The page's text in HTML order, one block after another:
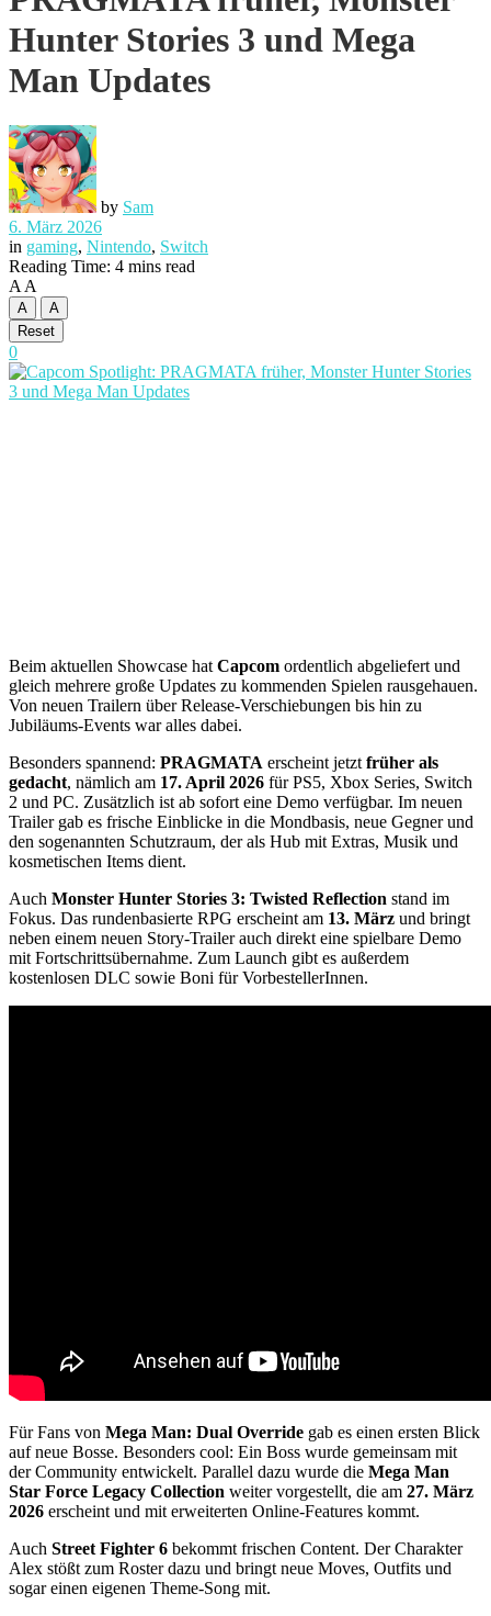
Hunter Stories 3 und Mega
Man Updates
by Sam
6. März 2026
in gaming, Nintendo, Switch
Reading Time: 4 mins read
A A
A
A
Reset
0
Beim aktuellen Showcase hat Capcom ordentlich abgeliefert und
gleich mehrere große Updates zu kommenden Spielen rausgehauen.
Von neuen Trailern über Release-Verschiebungen bis hin zu
Jubiläums-Events war alles dabei.
Besonders spannend: PRAGMATA erscheint jetzt früher als
gedacht, nämlich am 17. April 2026 für PS5, Xbox Series, Switch
2 und PC. Zusätzlich ist ab sofort eine Demo verfügbar. Im neuen
Trailer gab es frische Einblicke in die Mondbasis, neue Gegner und
den sogenannten Schutzraum, der als Hub mit Extras, Musik und
kosmetischen Items dient.
Auch Monster Hunter Stories 3: Twisted Reflection stand im
Fokus. Das rundenbasierte RPG erscheint am 13. März und bringt
neben einem neuen Story-Trailer auch direkt eine spielbare Demo
mit Fortschrittsübernahme. Zum Launch gibt es außerdem
kostenlosen DLC sowie Boni für VorbestellerInnen.
Für Fans von Mega Man: Dual Override gab es einen ersten Blick
auf neue Bosse. Besonders cool: Ein Boss wurde gemeinsam mit
der Community entwickelt. Parallel dazu wurde die Mega Man
Star Force Legacy Collection weiter vorgestellt, die am 27. März
2026 erscheint und mit erweiterten Online-Features kommt.
Auch Street Fighter 6 bekommt frischen Content. Der Charakter
Alex stößt zum Roster dazu und bringt neue Moves, Outfits und
sogar einen eigenen Theme-Song mit.